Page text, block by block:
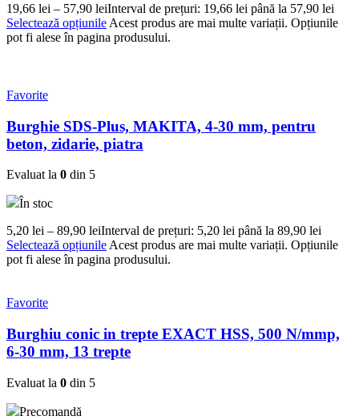
19,66 lei – 57,90 leiInterval de prețuri: 19,66 lei până la 57,90 lei
Selectează opțiunile Acest produs are mai multe variații. Opțiunile
pot fi alese în pagina produsului.
Favorite
Burghie SDS-Plus, MAKITA, 4-30 mm, pentru
beton, zidarie, piatra
Evaluat la 0 din 5
În stoc
5,20 lei – 89,90 leiInterval de prețuri: 5,20 lei până la 89,90 lei
Selectează opțiunile Acest produs are mai multe variații. Opțiunile
pot fi alese în pagina produsului.
Favorite
Burghiu conic in trepte EXACT HSS, 500 N/mmp,
6-30 mm, 13 trepte
Evaluat la 0 din 5
Precomandă